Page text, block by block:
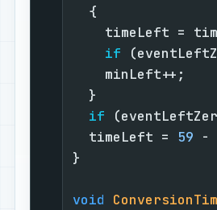
timeLeft =
if
if
  timeLeft =
59
void